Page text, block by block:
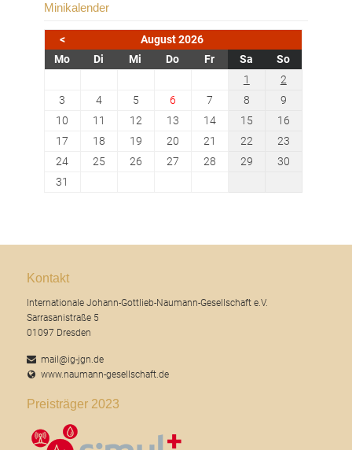
Minikalender
<
August 2026
Montag Dienstag
Mi ttwoch
Donnerstag
Freitag SamstagSonntag
1
2
3
4 5 6 7 8
9
10
11 12 13 14 15
16
17
18 19 20 21 22
23
24
25 26 27 28 29
30
31
Kontakt
Internationale Johann-Gottlieb-Naumann-Gesellschaft e.V.
Sarrasanistraße 5
01097 Dresden
mail@ig-jgn.de
www.naumann-gesellschaft.de
Preisträger 2023